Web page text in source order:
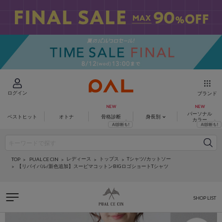
ログイン ブランド
ベストヒット オトナ 骨格診断 身長別
パーソナル
カラー
TOP PUAL CE CIN レディース トップス
Tシャツ/カットソー
【リバイバル/新色追加】スーピマコットンBIGロゴショートTシャツ
SHOP LIST